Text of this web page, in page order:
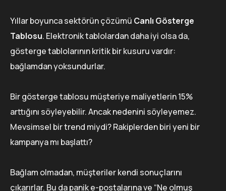
Yıllar boyunca sektörün çözümü Canlı Gösterge
Tablosu. Elektronik tablolardan daha iyi olsa da,
gösterge tablolarının kritik bir kusuru vardır:
bağlamdan yoksundurlar.
Bir gösterge tablosu müşteriye maliyetlerin 15%
arttığını söyleyebilir. Ancak nedenini söyleyemez.
Mevsimsel bir trend miydi? Rakiplerden biri yeni bir
kampanya mı başlattı?
Bağlam olmadan, müşteriler kendi sonuçlarını
çıkarırlar. Bu da panik e-postalarına ve “Ne olmuş